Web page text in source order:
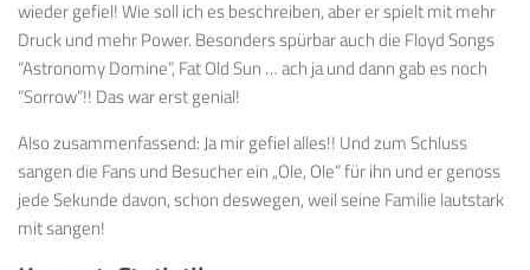
wieder gefiel! Wie soll ich es beschreiben, aber er spielt mit mehr
Druck und mehr Power. Besonders spürbar auch die Floyd Songs
“Astronomy Domine”, Fat Old Sun … ach ja und dann gab es noch
“Sorrow”!! Das war erst genial!
Also zusammenfassend: Ja mir gefiel alles!! Und zum Schluss
sangen die Fans und Besucher ein „Ole, Ole“ für ihn und er genoss
jede Sekunde davon, schon deswegen, weil seine Familie lautstark
mit sangen!